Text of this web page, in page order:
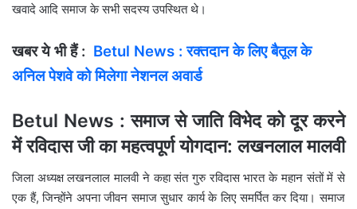
खवादे आदि समाज के सभी सदस्य उपस्थित थे।
खबर ये भी हैं : Betul News : रक्तदान के लिए बैतूल के
अनिल पेशवे को मिलेगा नेशनल अवार्ड
Betul News : समाज से जाति विभेद को दूर करने
में रविदास जी का महत्वपूर्ण योगदान: लखनलाल मालवी
जिला अध्यक्ष लखनलाल मालवी ने कहा संत गुरु रविदास भारत के महान संतों में से
एक हैं, जिन्होंने अपना जीवन समाज सुधार कार्य के लिए समर्पित कर दिया। समाज